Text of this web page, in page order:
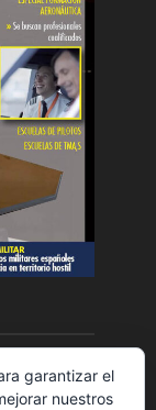
garantizar el
nuestros